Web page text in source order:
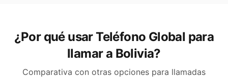
¿Por qué usar Teléfono Global para
llamar a Bolivia?
Comparativa con otras opciones para llamadas